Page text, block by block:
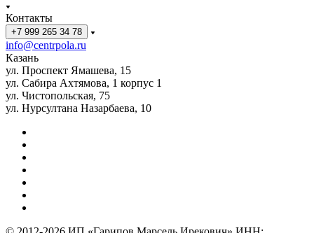
Контакты
+7 999 265 34 78
info@centrpola.ru
Казань
ул. Проспект Ямашева, 15
ул. Сабира Ахтямова, 1 корпус 1
ул. Чистопольская, 75
ул. Нурсултана Назарбаева, 10